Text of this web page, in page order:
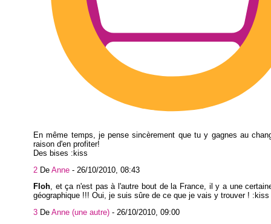
En même temps, je pense sincèrement que tu y gagnes au
raison d'en profiter!
Des bises :kiss
2 De Anne - 26/10/2010, 08:43
Floh, et ça n'est pas à l'autre bout de la France, il y a une
géographique !!! Oui, je suis sûre de ce que je vais y trouver ! :kiss
3 De Anne (une autre) - 26/10/2010, 09:00